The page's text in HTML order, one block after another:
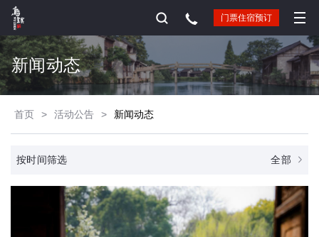
门票住宿预订
新闻动态
首页 > 活动公告 > 新闻动态
按时间筛选 全部